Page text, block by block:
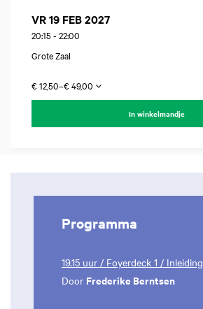
VR 19 FEB 2027
20:15 - 22:00
Grote Zaal
€ 12,50–€ 49,00
In winkelmandje
Programma
19.15 uur / Foyerdeck 1 / Inleiding
Door Frederike Berntsen